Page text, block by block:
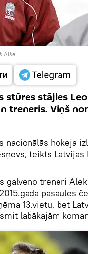
Aiše
stūres stājies
treneris. Viņš
nacionālās hokeja
teikts Latvijas
galveno treneri
pasaules
13.vietu, bet
labākajām